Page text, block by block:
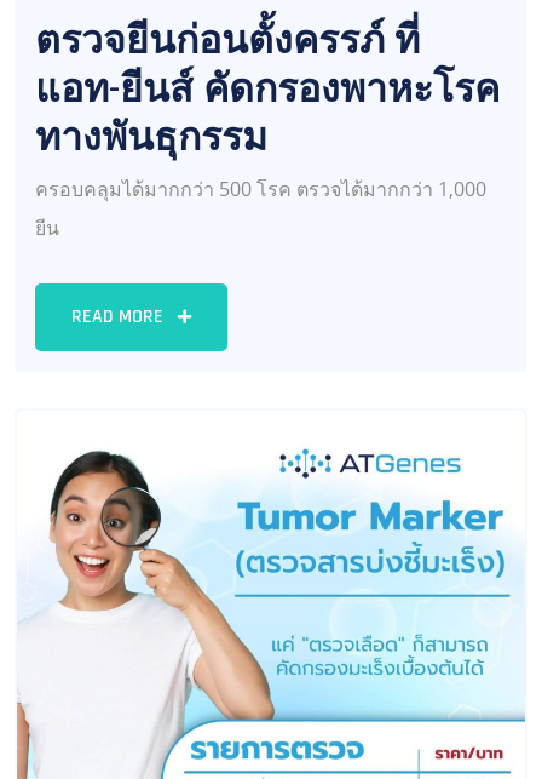
ตรวจยีนก่อนตั้งครรภ์ ที่
แอท-ยีนส์ คัดกรองพาหะโรค
ทางพันธุกรรม
ครอบคลุมได้มากกว่า 500 โรค ตรวจได้มากกว่า 1,000
ยีน
READ MORE